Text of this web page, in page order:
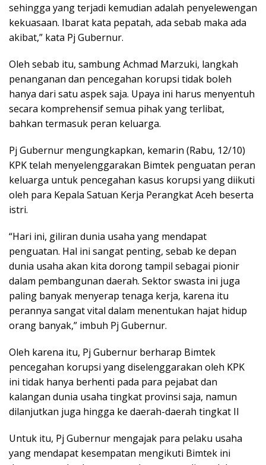
sehingga yang terjadi kemudian adalah penyelewengan
kekuasaan. Ibarat kata pepatah, ada sebab maka ada
akibat,” kata Pj Gubernur.
Oleh sebab itu, sambung Achmad Marzuki, langkah
penanganan dan pencegahan korupsi tidak boleh
hanya dari satu aspek saja. Upaya ini harus menyentuh
secara komprehensif semua pihak yang terlibat,
bahkan termasuk peran keluarga.
Pj Gubernur mengungkapkan, kemarin (Rabu, 12/10)
KPK telah menyelenggarakan Bimtek penguatan peran
keluarga untuk pencegahan kasus korupsi yang diikuti
oleh para Kepala Satuan Kerja Perangkat Aceh beserta
istri.
“Hari ini, giliran dunia usaha yang mendapat
penguatan. Hal ini sangat penting, sebab ke depan
dunia usaha akan kita dorong tampil sebagai pionir
dalam pembangunan daerah. Sektor swasta ini juga
paling banyak menyerap tenaga kerja, karena itu
perannya sangat vital dalam menentukan hajat hidup
orang banyak,” imbuh Pj Gubernur.
Oleh karena itu, Pj Gubernur berharap Bimtek
pencegahan korupsi yang diselenggarakan oleh KPK
ini tidak hanya berhenti pada para pejabat dan
kalangan dunia usaha tingkat provinsi saja, namun
dilanjutkan juga hingga ke daerah-daerah tingkat II
Untuk itu, Pj Gubernur mengajak para pelaku usaha
yang mendapat kesempatan mengikuti Bimtek ini